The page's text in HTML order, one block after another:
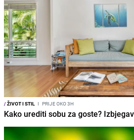
/ŽIVOT I STIL I PRIJE OKO 3H
Kako urediti sobu za goste?